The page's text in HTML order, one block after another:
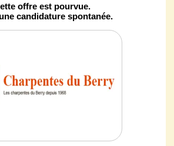
offre est pourvue.
candidature spontanée.